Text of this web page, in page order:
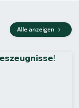
Alle anzeigen